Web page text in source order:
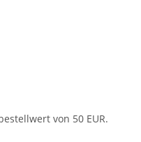
von 50 EUR.